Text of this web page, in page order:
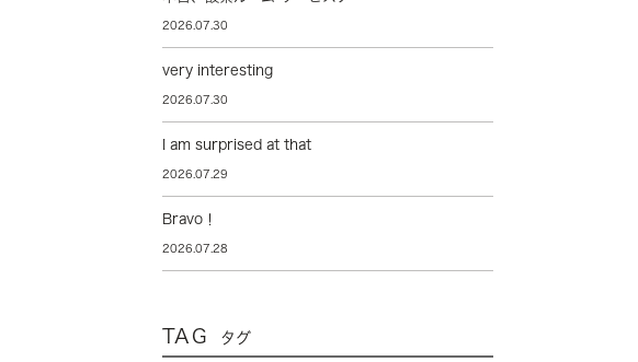
2026.07.30
very interesting
2026.07.30
I am surprised at that
2026.07.29
Bravo！
2026.07.28
TAG タグ